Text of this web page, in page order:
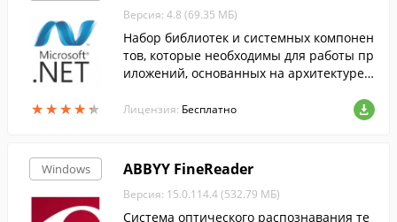
★★★★★
★★★★★
Версия: 4.8 (69.35 МБ)
Набор библиотек и системных компонен
тов, которые необходимы для работы пр
иложений, основанных на архитектуре .
Лицензия: Бесплатно
Windows ABBYY FineReader
Версия: 15.0.114.4 (532.79 МБ)
Cистема оптического распознавания те